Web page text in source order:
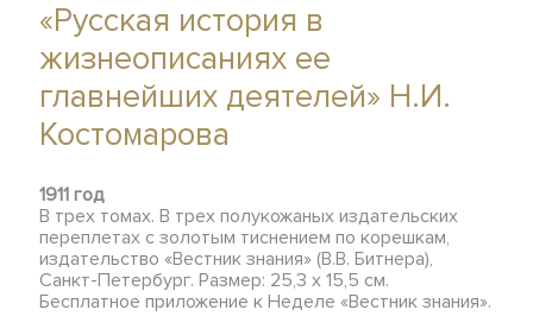
«Русская история в
жизнеописаниях ее
главнейших деятелей» Н.И.
Костомарова
1911 год
В трех томах. В трех полукожаных издательских
переплетах с золотым тиснением по корешкам,
издательство «Вестник знания» (В.В. Битнера),
Санкт-Петербург. Размер: 25,3 х 15,5 см.
Бесплатное приложение к Неделе «Вестник знания».